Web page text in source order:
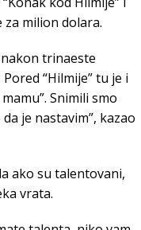
za milion dolara.
trinaeste
“Hilmije” tu je i
Snimili smo
je nastavim”, kazao
ako su talentovani,
vrata.